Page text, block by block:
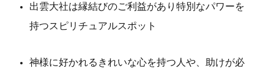
出雲大社は縁結びのご利益があり特別なパワーを
持つスピリチュアルスポット
神様に好かれるきれいな心を持つ人や、助けが必